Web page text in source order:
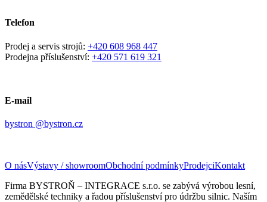
Telefon
Prodej a servis strojů: +420 608 968 447
Prodejna příslušenství: +420 571 619 321
E-mail
bystron @bystron.cz
O násVýstavy / showroomObchodní podmínkyProdejciKontakt
Firma BYSTROŇ – INTEGRACE s.r.o. se zabývá výrobou lesní,
zemědělské techniky a řadou příslušenství pro údržbu silnic. Naším